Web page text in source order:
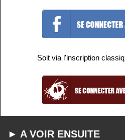
Soit via l'inscription
► A VOIR ENSUITE